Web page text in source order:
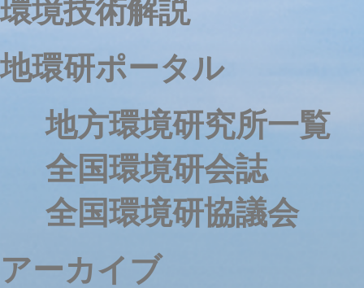
環境技術解説
地環研ポータル
地方環境研究所一覧
全国環境研会誌
全国環境研協議会
アーカイブ